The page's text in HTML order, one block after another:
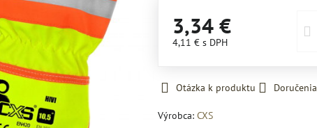
3,34 €
4,11 € s DPH
Otázka k produktu Doručenia
Výrobca: CXS